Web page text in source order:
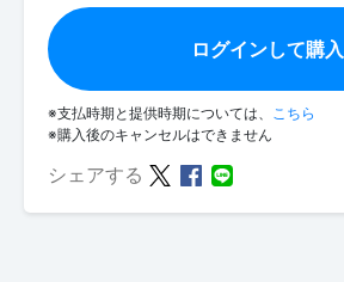
ログインして購入
※支払時期と提供時期については、 こちら
※購入後のキャンセルはできません
シェアする